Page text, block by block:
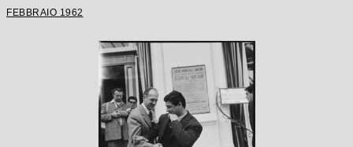
FEBBRAIO 1962